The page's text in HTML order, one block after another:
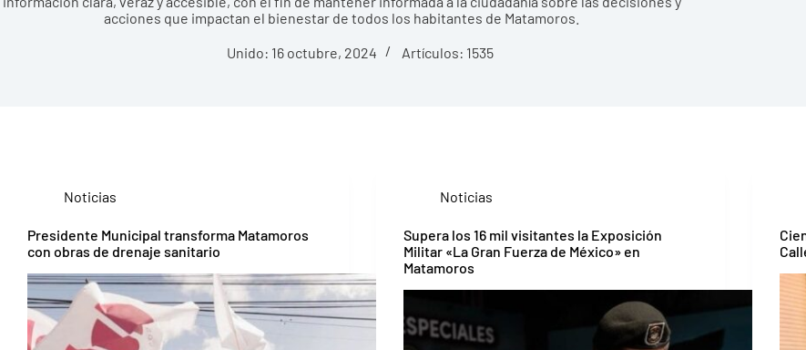
acciones que impactan el bienestar de todos los habitantes de Matamoros.
Unido: 16 octubre, 2024
Artículos: 1535
Noticias
Presidente Municipal transforma Matamoros
con obras de drenaje sanitario
Noticias
Supera los 16 mil visitantes la Exposición
Militar «La Gran Fuerza de México» en
Matamoros